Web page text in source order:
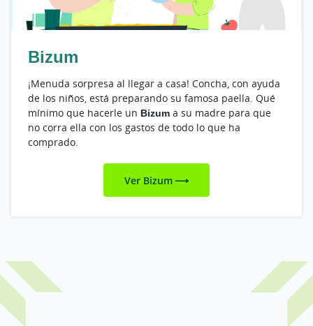
Bizum
¡Menuda sorpresa al llegar a casa! Concha, con ayuda
de los niños, está preparando su famosa paella. Qué
mínimo que hacerle un Bizum a su madre para que
no corra ella con los gastos de todo lo que ha
comprado.
Ver Bizum